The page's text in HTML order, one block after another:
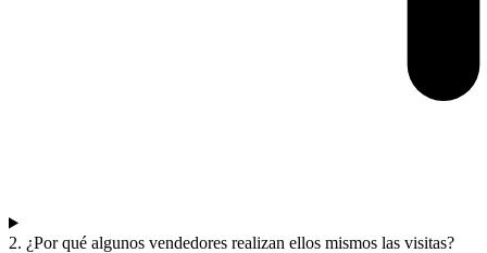
2. ¿Por qué algunos vendedores realizan ellos mismos las visitas?